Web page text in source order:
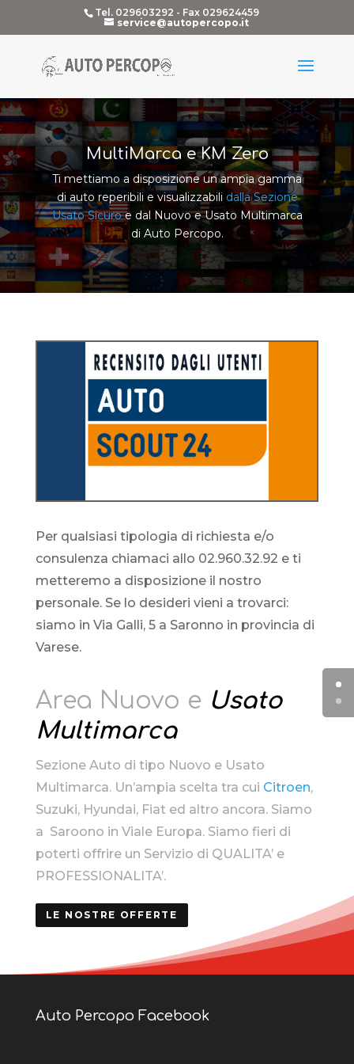
Tel. 029603292 - Fax 029624459
service@autopercopo.it
MultiMarca e KM Zero
Ti mettiamo a disposizione un ampia gamma
di auto reperibili e visualizzabili dalla Sezione
Usato Sicuroe dal Nuovo e Usato Multimarca
di Auto Percopo.
Per qualsiasi tipologia di richiesta e/o
consulenza chiamaci allo 02.960.32.92 e ti
metteremo a disposizione il nostro
personale. Se lo desideri vieni a trovarci:
siamo in Via Galli, 5 a Saronno in provincia di
Varese.
Area Nuovo e Usato
Multimarca
Sezione Auto di tipo Nuovo e Usato
Multimarca. Un’ampia scelta tra cui Citroen,
Suzuki, Hyundai, Fiat ed altro ancora. Siamo
a Saroono in Viale Europa. Siamo fieri di
poterti offrire un Servizio di QUALITA’ e
PROFESSIONALITA’.
LE NOSTRE OFFERTE
Auto Percopo Facebook